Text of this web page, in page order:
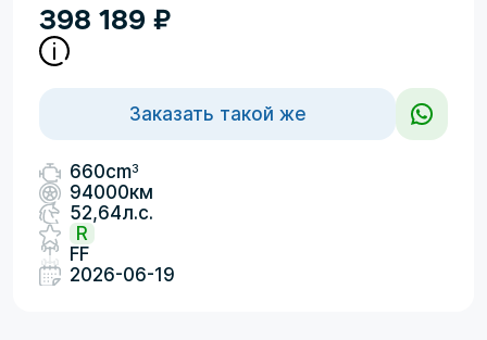
398 189 ₽
Заказать такой же
660cm3
94000км
52,64л.с.
R
FF
2026-06-19